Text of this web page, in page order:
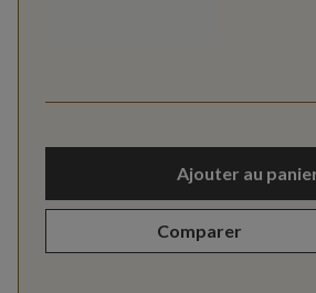
Ajouter au
Comparer